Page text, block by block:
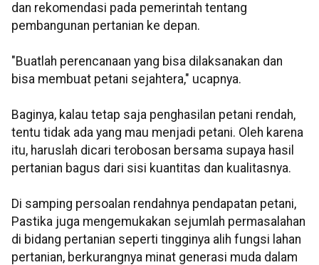
dan rekomendasi pada pemerintah tentang
pembangunan pertanian ke depan.
"Buatlah perencanaan yang bisa dilaksanakan dan
bisa membuat petani sejahtera," ucapnya.
Baginya, kalau tetap saja penghasilan petani rendah,
tentu tidak ada yang mau menjadi petani. Oleh karena
itu, haruslah dicari terobosan bersama supaya hasil
pertanian bagus dari sisi kuantitas dan kualitasnya.
Di samping persoalan rendahnya pendapatan petani,
Pastika juga mengemukakan sejumlah permasalahan
di bidang pertanian seperti tingginya alih fungsi lahan
pertanian, berkurangnya minat generasi muda dalam